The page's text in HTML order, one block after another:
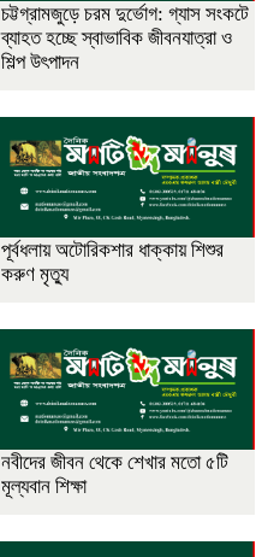
চট্টগ্রামজুড়ে চরম দুর্ভোগ: গ্যাস সংকটে
ব্যাহত হচ্ছে স্বাভাবিক জীবনযাত্রা ও
শিল্প উৎপাদন
পূর্বধলায় অটোরিকশার ধাক্কায় শিশুর
করুণ মৃত্যু
নবীদের জীবন থেকে শেখার মতো ৫টি
মূল্যবান শিক্ষা